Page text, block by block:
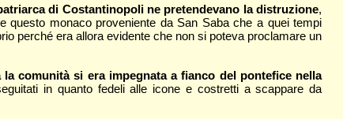
di Costantinopoli ne pretendevano la distruzione,
questo monaco proveniente da San Saba che a quei tempi
perché era allora evidente che non si poteva proclamare un
comunità si era impegnata a fianco del pontefice nella
in quanto fedeli alle icone e costretti a scappare da